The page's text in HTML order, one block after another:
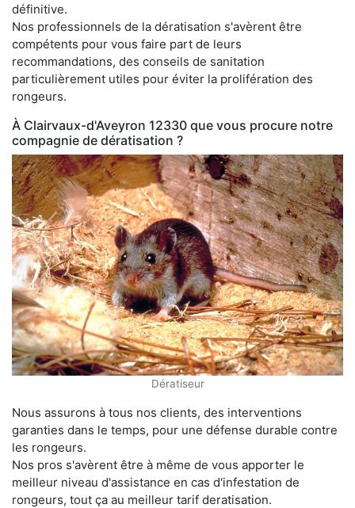
définitive.
Nos professionnels de la dératisation s'avèrent être
compétents pour vous faire part de leurs
recommandations, des conseils de sanitation
particulièrement utiles pour éviter la prolifération des
rongeurs.
À Clairvaux-d'Aveyron 12330 que vous procure notre
compagnie de dératisation ?
Dératiseur
Nous assurons à tous nos clients, des interventions
garanties dans le temps, pour une défense durable contre
les rongeurs.
Nos pros s'avèrent être à même de vous apporter le
meilleur niveau d'assistance en cas d'infestation de
rongeurs, tout ça au meilleur tarif deratisation.